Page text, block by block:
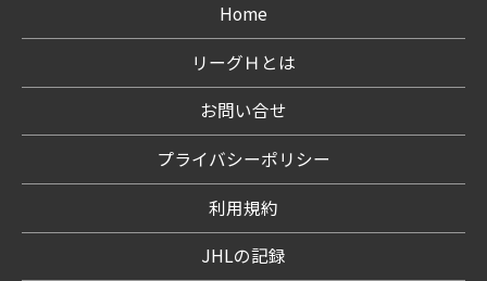
Home
リーグＨとは
お問い合せ
プライバシーポリシー
利用規約
JHLの記録